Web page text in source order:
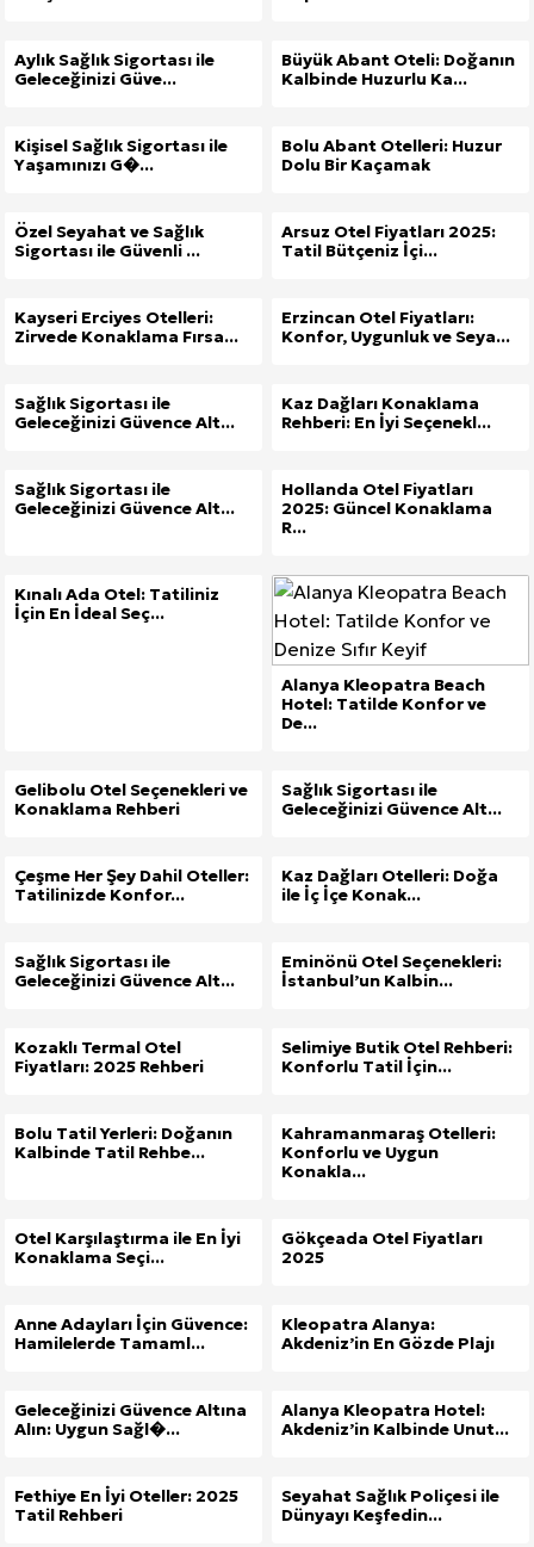
Aylık Sağlık Sigortası ile
Geleceğinizi Güve...
Büyük Abant Oteli: Doğanın
Kalbinde Huzurlu Ka...
Kişisel Sağlık Sigortası ile
Yaşamınızı G�...
Bolu Abant Otelleri: Huzur
Dolu Bir Kaçamak
Özel Seyahat ve Sağlık
Sigortası ile Güvenli ...
Arsuz Otel Fiyatları 2025:
Tatil Bütçeniz İçi...
Kayseri Erciyes Otelleri:
Zirvede Konaklama Fırsa...
Erzincan Otel Fiyatları:
Konfor, Uygunluk ve Seya...
Sağlık Sigortası ile
Geleceğinizi Güvence Alt...
Kaz Dağları Konaklama
Rehberi: En İyi Seçenekl...
Sağlık Sigortası ile
Geleceğinizi Güvence Alt...
Hollanda Otel Fiyatları
2025: Güncel Konaklama
R...
Kınalı Ada Otel: Tatiliniz
İçin En İdeal Seç...
Alanya Kleopatra Beach
Hotel: Tatilde Konfor ve
De...
Gelibolu Otel Seçenekleri ve
Konaklama Rehberi
Sağlık Sigortası ile
Geleceğinizi Güvence Alt...
Çeşme Her Şey Dahil Oteller:
Tatilinizde Konfor...
Kaz Dağları Otelleri: Doğa
ile İç İçe Konak...
Sağlık Sigortası ile
Geleceğinizi Güvence Alt...
Eminönü Otel Seçenekleri:
İstanbul’un Kalbin...
Kozaklı Termal Otel
Fiyatları: 2025 Rehberi
Selimiye Butik Otel Rehberi:
Konforlu Tatil İçin...
Bolu Tatil Yerleri: Doğanın
Kalbinde Tatil Rehbe...
Kahramanmaraş Otelleri:
Konforlu ve Uygun
Konakla...
Otel Karşılaştırma ile En İyi
Konaklama Seçi...
Gökçeada Otel Fiyatları
2025
Anne Adayları İçin Güvence:
Hamilelerde Tamaml...
Kleopatra Alanya:
Akdeniz’in En Gözde Plajı
Geleceğinizi Güvence Altına
Alın: Uygun Sağl�...
Alanya Kleopatra Hotel:
Akdeniz’in Kalbinde Unut...
Fethiye En İyi Oteller: 2025
Tatil Rehberi
Seyahat Sağlık Poliçesi ile
Dünyayı Keşfedin...